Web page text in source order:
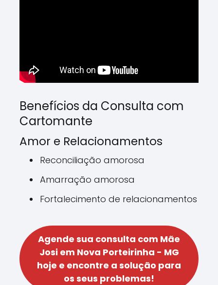
Benefícios da Consulta com
Cartomante
Amor e Relacionamentos
Reconciliação amorosa
Amarração amorosa
Fortalecimento de relacionamentos
Agende sua consulta com Mãe
Josi em Nova Porteirinha - MG
hoje e encontre a solução para
os seus problemas!